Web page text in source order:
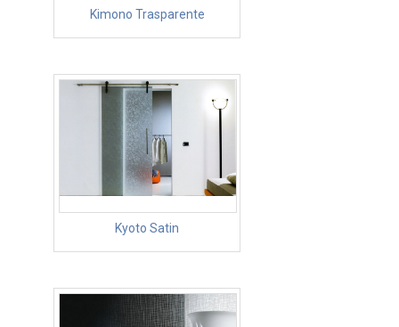
Kimono Trasparente
Kyoto Satin